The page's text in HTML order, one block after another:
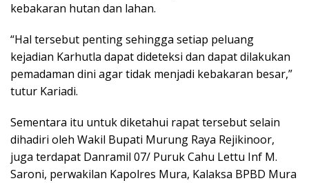
kebakaran hutan dan lahan.
“Hal tersebut penting sehingga setiap peluang
kejadian Karhutla dapat dideteksi dan dapat dilakukan
pemadaman dini agar tidak menjadi kebakaran besar,”
tutur Kariadi.
Sementara itu untuk diketahui rapat tersebut selain
dihadiri oleh Wakil Bupati Murung Raya Rejikinoor,
juga terdapat Danramil 07/ Puruk Cahu Lettu Inf M.
Saroni, perwakilan Kapolres Mura, Kalaksa BPBD Mura